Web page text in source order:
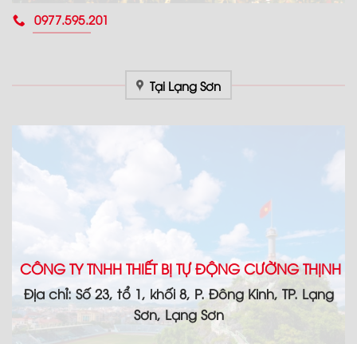
0977.595.201
Tại Lạng Sơn
CÔNG TY TNHH THIẾT BỊ TỰ ĐỘNG CƯỜNG THỊNH
Địa chỉ: Số 23, tổ 1, khối 8, P. Đông Kinh, TP. Lạng
Sơn, Lạng Sơn